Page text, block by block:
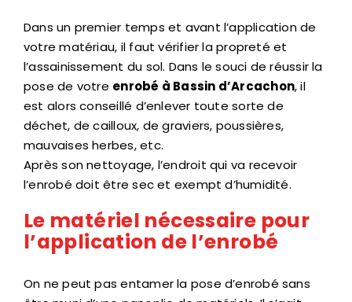
Dans un premier temps et avant l’application de
votre matériau, il faut vérifier la propreté et
l’assainissement du sol. Dans le souci de réussir la
pose de votre enrobé à Bassin d’Arcachon, il
est alors conseillé d’enlever toute sorte de
déchet, de cailloux, de graviers, poussières,
mauvaises herbes, etc.
Après son nettoyage, l’endroit qui va recevoir
l’enrobé doit être sec et exempt d’humidité.
Le matériel nécessaire pour
l’application de l’enrobé
On ne peut pas entamer la pose d’enrobé sans